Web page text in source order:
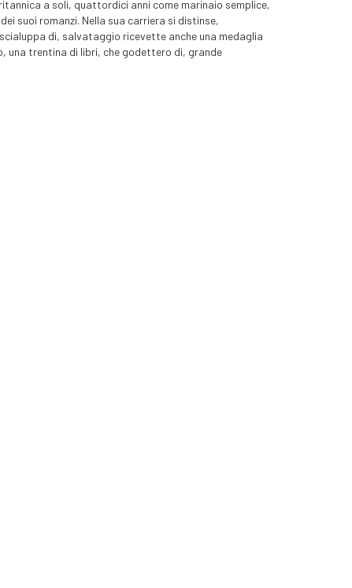
caratteri e rapporti di classe. MaIl
ritratto impareggiabile della vita di bordo d’inizio
affresco di costumi e di luoghi: Gibilterra Tetuan
a soli, quattordici anni come marinaio semplice,
suoi romanzi. Nella sua carriera si distinse,
di, salvataggio ricevette anche una medaglia
una trentina di libri, che godettero di, grande